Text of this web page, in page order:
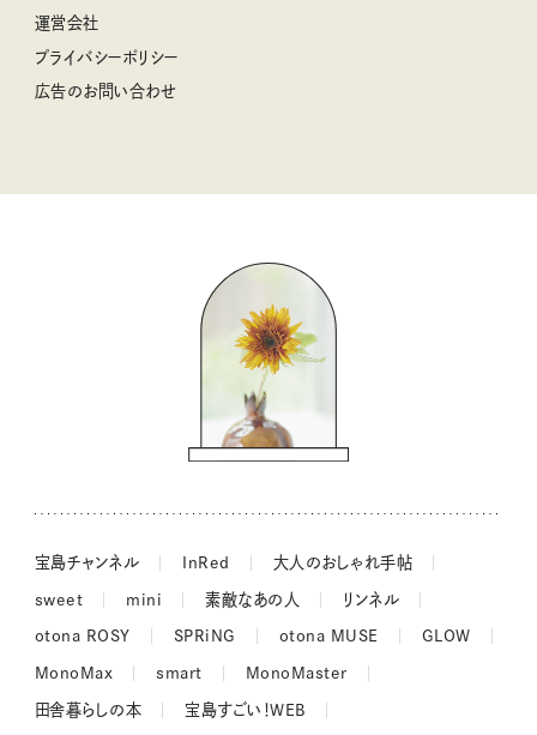
豆柴・まもるくんの旅日記
柳沢小実さんのお散歩するようなゆるり旅
valoさんのかわいいもの探し
コウケンテツのヒトワザ巡り
ノーラのフィンランド旅気分
吉田羊さんの着物と12のアソビゴコロ
長谷川あかりさんの今週もお疲れ様つまみ
運営会社
プライバシーポリシー
広告のお問い合わせ
宝島チャンネル InRed 大人のおしゃれ手帖
sweet mini 素敵なあの人 リンネル
otona ROSY SPRiNG otona MUSE GLOW
MonoMax smart MonoMaster
田舎暮らしの本 宝島すごい！WEB